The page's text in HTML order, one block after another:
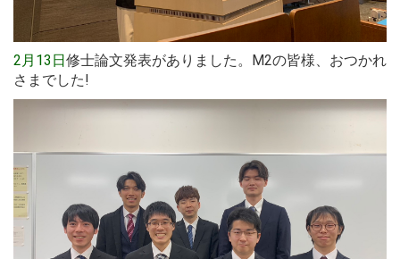
2月13日修士論文発表がありました。M2の皆様、おつかれ
さまでした!